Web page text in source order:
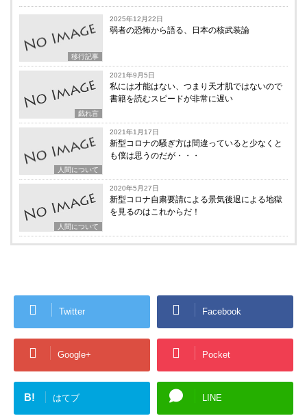
移行記事
2025年12月22日
弱者の恐怖から語る、日本の核武装論
戯れ言
2021年9月5日
私には才能はない、つまり天才肌ではないので
書籍を読むスピードが非常に遅い
人間について
2021年1月17日
新型コロナの騒ぎ方は間違っていると少なくと
も僕は思うのだが・・・
人間について
2020年5月27日
新型コロナ自粛要請による景気後退による地獄
を見るのはこれからだ！
Twitter Facebook
Google+ Pocket
B! はてブ LINE